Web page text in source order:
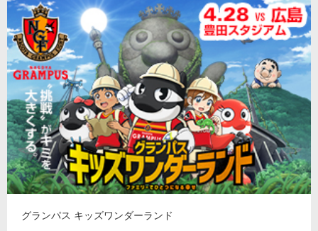
グランパス キッズワンダーランド